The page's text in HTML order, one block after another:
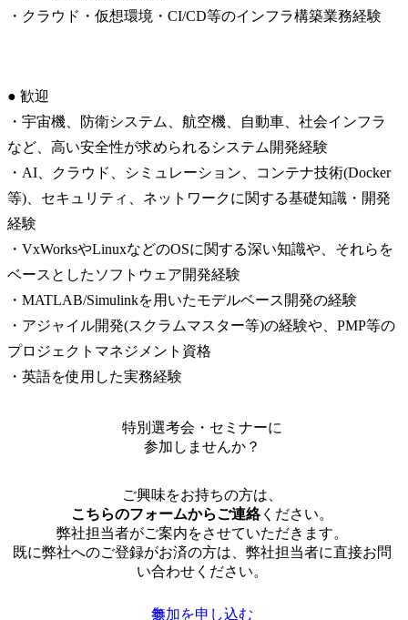
・クラウド・仮想環境・CI/CD等のインフラ構築業務経験
● 歓迎
・宇宙機、防衛システム、航空機、自動車、社会インフラ
など、高い安全性が求められるシステム開発経験
・AI、クラウド、シミュレーション、コンテナ技術(Docker
等)、セキュリティ、ネットワークに関する基礎知識・開発
経験
・VxWorksやLinuxなどのOSに関する深い知識や、それらを
ベースとしたソフトウェア開発経験
・MATLAB/Simulinkを用いたモデルベース開発の経験
・アジャイル開発(スクラムマスター等)の経験や、PMP等の
プロジェクトマネジメント資格
・英語を使用した実務経験
特別選考会・セミナーに
参加しませんか？
ご興味をお持ちの方は、
こちらのフォームからご連絡ください。
弊社担当者がご案内をさせていただきます。
既に弊社へのご登録がお済の方は、弊社担当者に直接お問
い合わせください。
無
参加を申し込む